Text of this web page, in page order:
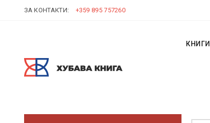
ЗА КОНТАКТИ: +359 895 757260
КНИГИ